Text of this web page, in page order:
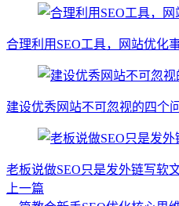
合理利用SEO工具，网站优化
建设优秀网站不可忽视的四个问
老板说做SEO只是发外链写软
上一篇